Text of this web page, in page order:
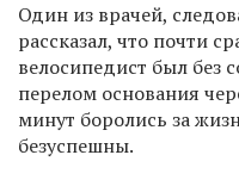
Один из врачей,
рассказал, что почти
велосипедист был без
перелом основания
минут боролись за
безуспешны.